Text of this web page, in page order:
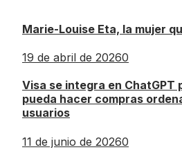
Marie-Louise Eta, la mujer
19 de abril de 20260
Visa se integra en ChatGPT
pueda hacer compras
usuarios
11 de junio de 20260